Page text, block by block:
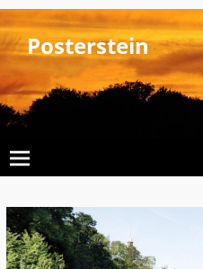
Posterstein